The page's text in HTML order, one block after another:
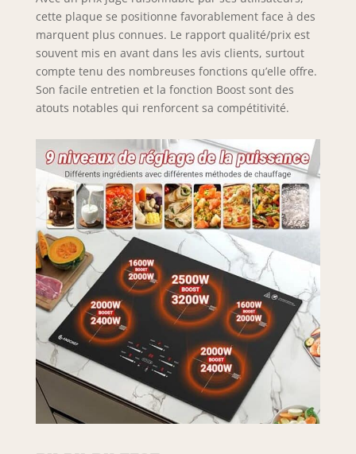
maintien au
chaud et
Stop+Start vous
déguster de
délicieux plats
avec un contrôle
cuisson.
【Compatibilité et
sécurité】Ce plan
de cuisson à
induction de 77
cm ne convient
qu'aux casseroles
et poêles à fond
magnétique,
comme le fer, la
fonte, le fer
émaillé ou l'acier
inoxydable. Cette
table de cuisson à
induction offre
une sécurité
maximale à votre
cette plaque se positionne favorablement face à des
marquent plus connues. Le rapport qualité/prix est
souvent mis en avant dans les avis clients, surtout
compte tenu des nombreuses fonctions qu’elle offre.
Son facile entretien et la fonction Boost sont des
atouts notables qui renforcent sa compétitivité.